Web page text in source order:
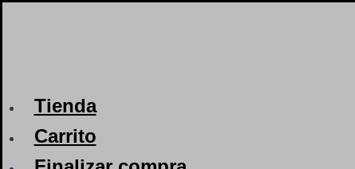
Tienda
Carrito